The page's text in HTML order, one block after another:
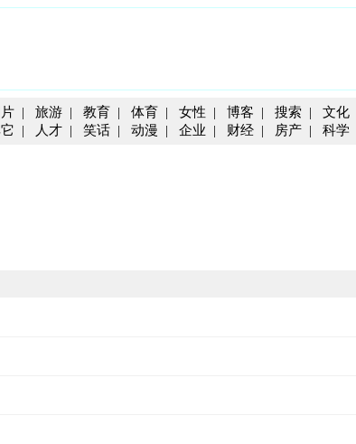
| 旅游 | 教育 | 体育 | 女性 | 博客 | 搜索 | 文化
| 人才 | 笑话 | 动漫 | 企业 | 财经 | 房产 | 科学